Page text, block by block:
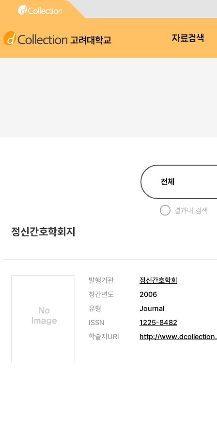
고려대학교 자료검색
결과내 검색
정신간호학회지
발행기관
정신간호학회
창간년도
2006
유형
Journal
ISSN
1225-8482
학술지URI
http://